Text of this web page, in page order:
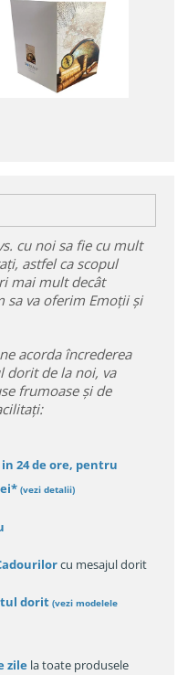
cu noi sa fie cu mult
astfel ca scopul
mai mult decât
sa va oferim Emoții și
acorda încrederea
dorit de la noi, va
frumoase și de
24 de ore, pentru
(vezi detalii)
cu mesajul dorit
dorit (vezi modelele
zile la toate produsele